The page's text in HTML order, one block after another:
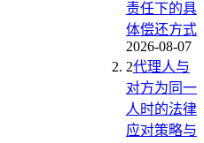
责任下的具
体偿还方式
2026-08-07
2代理人与
对方为同一
人时的法律
应对策略与